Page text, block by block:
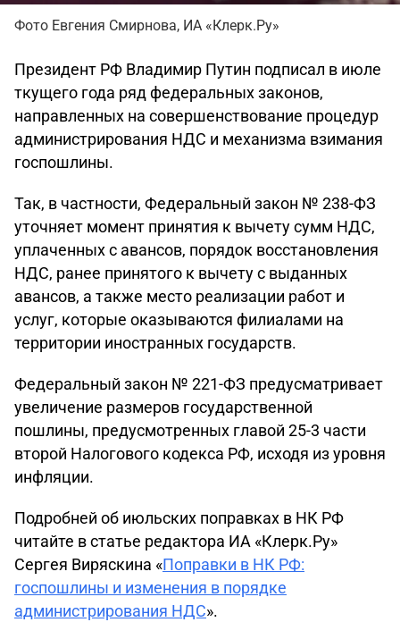
Фото Евгения Смирнова, ИА «Клерк.Ру»
Президент РФ Владимир Путин подписал в июле
ткущего года ряд федеральных законов,
направленных на совершенствование процедур
администрирования НДС и механизма взимания
госпошлины.
Так, в частности, Федеральный закон № 238-ФЗ
уточняет момент принятия к вычету сумм НДС,
уплаченных с авансов, порядок восстановления
НДС, ранее принятого к вычету с выданных
авансов, а также место реализации работ и
услуг, которые оказываются филиалами на
территории иностранных государств.
Федеральный закон № 221-ФЗ предусматривает
увеличение размеров государственной
пошлины, предусмотренных главой 25-3 части
второй Налогового кодекса РФ, исходя из уровня
инфляции.
Подробней об июльских поправках в НК РФ
читайте в статье редактора ИА «Клерк.Ру»
Сергея Виряскина «Поправки в НК РФ:
госпошлины и изменения в порядке
администрирования НДС».